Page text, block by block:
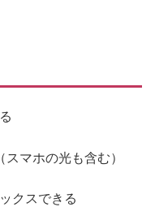
マホの光も含む）
クスできる